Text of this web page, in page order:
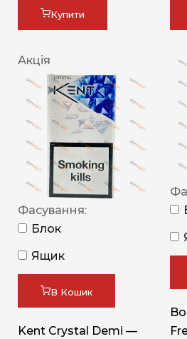
Купити
Акція
Фасування:
Блок
Ящик
В Кошик
Kent Crystal Demi —